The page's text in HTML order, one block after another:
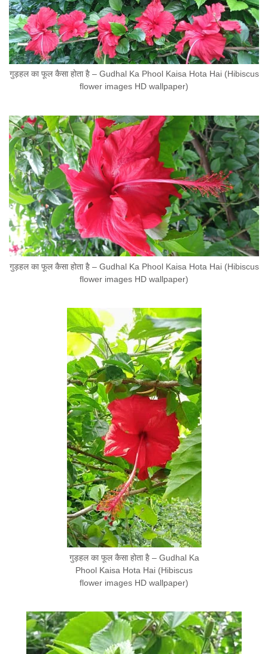
गुड़हल का फूल कैसा होता है – Gudhal Ka Phool Kaisa Hota Hai (Hibiscus
flower images HD wallpaper)
गुड़हल का फूल कैसा होता है – Gudhal Ka Phool Kaisa Hota Hai (Hibiscus
flower images HD wallpaper)
गुड़हल का फूल कैसा होता है – Gudhal Ka
Phool Kaisa Hota Hai (Hibiscus
flower images HD wallpaper)